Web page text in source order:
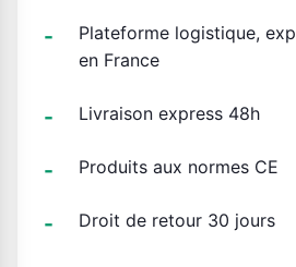
Plateforme logistique,
en France
Livraison express 48h
Produits aux normes CE
Droit de retour 30 jours